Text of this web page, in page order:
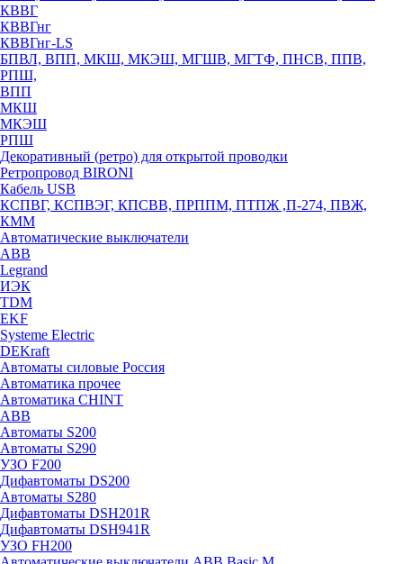
КВВГ
КВВГнг
КВВГнг-LS
БПВЛ, ВПП, МКШ, МКЭШ, МГШВ, МГТФ, ПНСВ, ППВ,
РПШ,
ВПП
МКШ
МКЭШ
РПШ
Декоративный (ретро) для открытой проводки
Ретропровод BIRONI
Кабель USB
КСПВГ, КСПВЭГ, КПСВВ, ПРППМ, ПТПЖ ,П-274, ПВЖ,
КММ
Автоматические выключатели
ABB
Legrand
ИЭК
TDM
EKF
Systeme Electric
DEKraft
Автоматы силовые Россия
Автоматика прочее
Автоматика CHINT
ABB
Автоматы S200
Автоматы S290
УЗО F200
Дифавтоматы DS200
Автоматы S280
Дифавтоматы DSH201R
Дифавтоматы DSH941R
УЗО FH200